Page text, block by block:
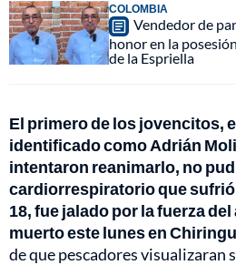
COLOMBIA
Vendedor de
honor en la
de la Espriella
El primero de los jovencitos,
identificado como Adrián
intentaron reanimarlo, no
cardiorrespiratorio que
18, fue jalado por la fuerza
muerto este lunes en
de que pescadores visualizaran